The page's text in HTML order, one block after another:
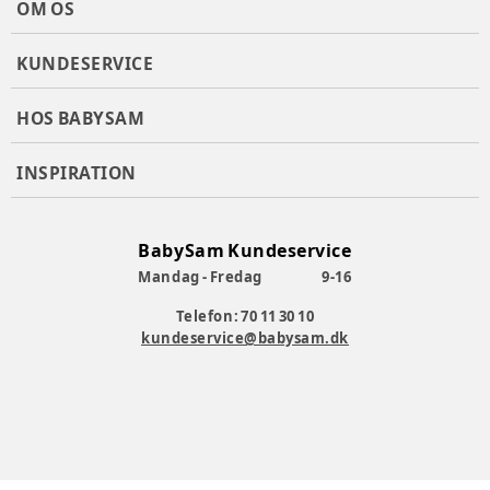
Alder:0mdr+
Materiale:Bomuld
Varenummer: 349322
OM OS
KUNDESERVICE
HOS BABYSAM
INSPIRATION
BabySam Kundeservice
Mandag - Fredag
9-16
Telefon: 70 11 30 10
kundeservice@babysam.dk